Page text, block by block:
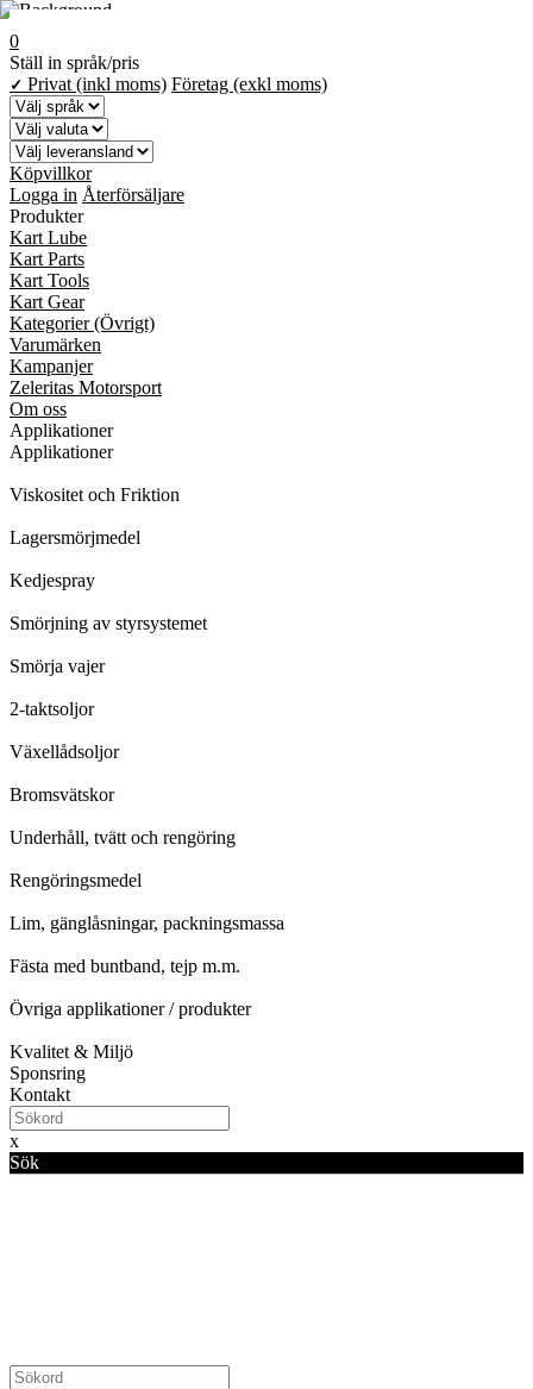
0
Ställ in språk/pris
✓ Privat (inkl moms) Företag (exkl moms)
Köpvillkor
Logga in Återförsäljare
Produkter
Kart Lube
Kart Parts
Kart Tools
Kart Gear
Kategorier (Övrigt)
Varumärken
Kampanjer
Zeleritas Motorsport
Om oss
Applikationer
Applikationer
Viskositet och Friktion
Lagersmörjmedel
Kedjespray
Smörjning av styrsystemet
Smörja vajer
2-taktsoljor
Växellådsoljor
Bromsvätskor
Underhåll, tvätt och rengöring
Rengöringsmedel
Lim, gänglåsningar, packningsmassa
Fästa med buntband, tejp m.m.
Övriga applikationer / produkter
Kvalitet & Miljö
Sponsring
Kontakt
x
Sök